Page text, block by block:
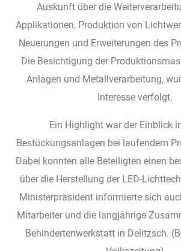
Auskunft über die
Applikationen, Produktion von
Neuerungen und Erweiterungen des
Die Besichtigung der
Anlagen und Metallverarbeitung,
Interesse verfolgt.
Ein Highlight war der Einblick
Bestückungsanlagen bei laufendem
Dabei konnten alle Beteiligten einen
über die Herstellung der LED-
Ministerpräsident informierte sich
Mitarbeiter und die langjährige
Behindertenwerkstatt in Delitzsch.